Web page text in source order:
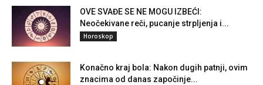
OVE SVAĐE SE NE MOGU IZBEĆI:
Neočekivane reči, pucanje strpljenja i...
Horoskop
Konačno kraj bola: Nakon dugih patnji, ovim
znacima od danas započinje...